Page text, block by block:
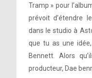
Tramp » pour
prévoit d’étendre
dans le studio à
que tu as une
Bennett. Alors
producteur, Dae